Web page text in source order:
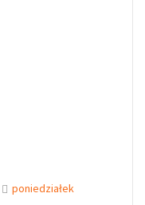
poniedziałek